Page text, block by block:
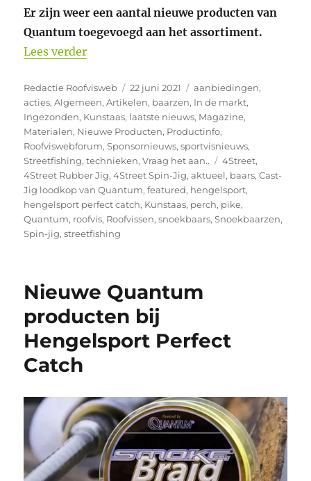
Er zijn weer een aantal nieuwe producten van
Quantum toegevoegd aan het assortiment.
Lees verder“Nieuwe producten Quantum bij
Auteur
Redactie Roofvisweb
Geplaatst
op
22 juni 2021 Categorieën
aanbiedingen,
acties,Algemeen,Artikelen, baarzen, In de markt,
Ingezonden, Kunstaas, laatste nieuws, Magazine,
Materialen, Nieuwe Producten, Productinfo,
Roofviswebforum,Sponsornieuws,sportvisnieuws,
Streetfishing,technieken,Vraag het aan.. Tags
4Street,
4Street Rubber Jig,4Street Spin-Jig,aktueel, baars,Cast-
Jig loodkop van Quantum,featured, hengelsport,
hengelsport perfect catch, Kunstaas, perch, pike,
Quantum, roofvis, Roofvissen,snoekbaars,Snoekbaarzen,
Spin-jig,streetfishing
Nieuwe Quantum
producten bij
Hengelsport Perfect
Catch